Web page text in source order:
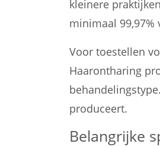
kleinere
minimaal
Voor toestellen
Haarontharing
produceert.
Belangrijke